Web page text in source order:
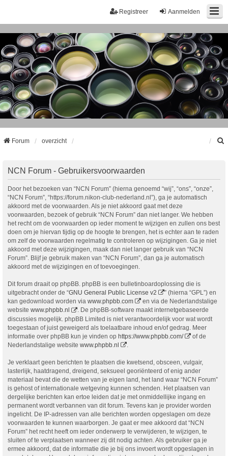
Aanmelden
Registreer
Forum overzicht
NCN Forum - Gebruikersvoorwaarden
Door het bezoeken van “NCN Forum” (hierna genoemd “wij”, “ons”, “onze”,
“NCN Forum”, “https://forum.nikon-club-nederland.nl”), ga je automatisch
akkoord met de voorwaarden. Als je niet akkoord gaat met deze
voorwaarden, bezoek of gebruik “NCN Forum” dan niet langer. We hebben
het recht om de voorwaarden op ieder moment te wijzigen en zullen ons best
doen om je hiervan tijdig op de hoogte te brengen, het is echter aan te raden
om zelf de voorwaarden regelmatig te controleren op wijzigingen. Ga je niet
akkoord met deze wijzigingen, maak dan niet langer gebruik van “NCN
Forum”. Blijf je gebruik maken van “NCN Forum”, dan ga je automatisch
akkoord met de wijzigingen en of toevoegingen.
Dit forum draait op phpBB. phpBB is een bulletinboardoplossing die is
uitgebracht onder de “GNU General Public License v2
” (hierna “GPL”) en
kan gedownload worden via www.phpbb.com
en via de Nederlandstalige
website www.phpbb.nl
. De phpBB-software maakt internetgebaseerde
discussies mogelijk. phpBB Limited is niet verantwoordelijk voor wat wordt
toegestaan of juist geweigerd als toelaatbare inhoud en/of gedrag. Meer
informatie over phpBB kun je vinden op https://www.phpbb.com/
of de
Nederlandstalige website www.phpbb.nl .
Je verklaart geen berichten te plaatsen die kwetsend, obsceen, vulgair,
lasterlijk, haatdragend, dreigend, seksueel georiënteerd of enig ander
materiaal bevat die de wetten van je eigen land, het land waar “NCN Forum”
is gehost of internationale wetgeving kunnen schenden. Het plaatsen van
dergelijke berichten kan ertoe leiden dat je met onmiddellijke ingang en
permanent wordt verbannen van dit forum. Tevens kan je provider worden
ingelicht. De IP-adressen van alle berichten worden opgeslagen om deze
voorwaarden te kunnen waarborgen. Je gaat er mee akkoord dat “NCN
Forum” het recht heeft om ieder onderwerp te verwijderen, te wijzigen, te
sluiten of te verplaatsen wanneer zij dit nodig achten. Als gebruiker ga je
ermee akkoord, dat de informatie die je bij ons invoert wordt opgeslagen in